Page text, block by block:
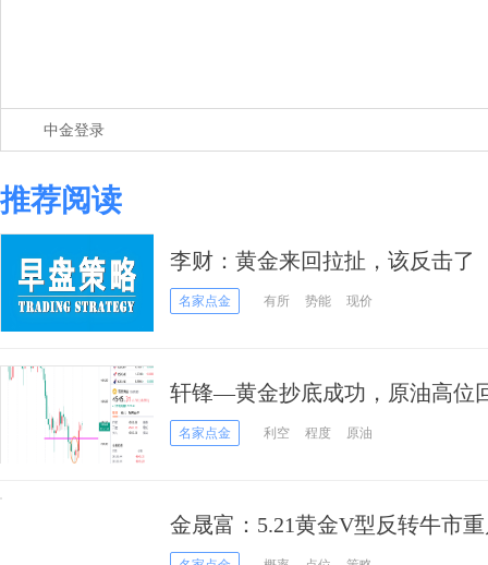
中金登录
推荐阅读
李财：黄金来回拉扯，该反击了
名家点金 有所 势能 现价
轩锋—黄金抄底成功，原油高位
名家点金 利空 程度 原油
金晟富：5.21黄金V型反转牛市
易？